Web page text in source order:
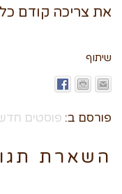
את צריכה קודם
שיתוף
פורסם ב: פוסטים
השארת